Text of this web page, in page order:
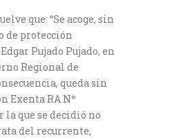
que: “Se acoge, sin
de protección
Pujado Pujado, en
Regional de
queda sin
Exenta RA Nº
la que se decidió no
del recurrente,